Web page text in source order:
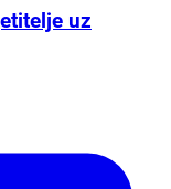
uz